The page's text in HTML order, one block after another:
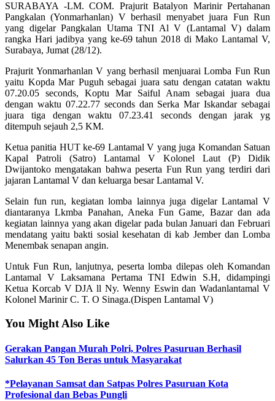
SURABAYA -LM. COM. Prajurit Batalyon Marinir Pertahanan
Pangkalan (Yonmarhanlan) V berhasil menyabet juara Fun Run
yang digelar Pangkalan Utama TNI Al V (Lantamal V) dalam
rangka Hari jadibya yang ke-69 tahun 2018 di Mako Lantamal V,
Surabaya, Jumat (28/12).
Prajurit Yonmarhanlan V yang berhasil menjuarai Lomba Fun Run
yaitu Kopda Mar Puguh sebagai juara satu dengan catatan waktu
07.20.05 seconds, Koptu Mar Saiful Anam sebagai juara dua
dengan waktu 07.22.77 seconds dan Serka Mar Iskandar sebagai
juara tiga dengan waktu 07.23.41 seconds dengan jarak yg
ditempuh sejauh 2,5 KM.
Ketua panitia HUT ke-69 Lantamal V yang juga Komandan Satuan
Kapal Patroli (Satro) Lantamal V Kolonel Laut (P) Didik
Dwijantoko mengatakan bahwa peserta Fun Run yang terdiri dari
jajaran Lantamal V dan keluarga besar Lantamal V.
Selain fun run, kegiatan lomba lainnya juga digelar Lantamal V
diantaranya Lkmba Panahan, Aneka Fun Game, Bazar dan ada
kegiatan lainnya yang akan digelar pada bulan Januari dan Februari
mendatang yaitu bakti sosial kesehatan di kab Jember dan Lomba
Menembak senapan angin.
Untuk Fun Run, lanjutnya, peserta lomba dilepas oleh Komandan
Lantamal V Laksamana Pertama TNI Edwin S.H, didampingi
Ketua Korcab V DJA ll Ny. Wenny Eswin dan Wadanlantamal V
Kolonel Marinir C. T. O Sinaga.(Dispen Lantamal V)
You Might Also Like
Gerakan Pangan Murah Polri, Polres Pasuruan Berhasil
Salurkan 45 Ton Beras untuk Masyarakat
*Pelayanan Samsat dan Satpas Polres Pasuruan Kota
Profesional dan Bebas Pungli